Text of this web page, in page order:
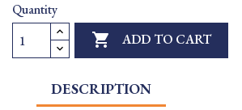
Quantity
 ADD TO CART
DESCRIPTION